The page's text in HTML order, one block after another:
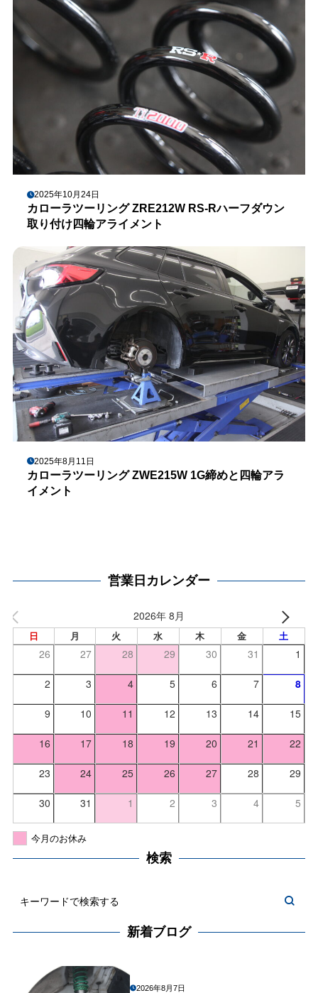
2025年10月24日
カローラツーリング ZRE212W RS-Rハーフダウン
取り付け四輪アライメント
2025年8月11日
カローラツーリング ZWE215W 1G締めと四輪アラ
イメント
営業日カレンダー
2026年 8月
日 月 火 水 木 金 土
26 27 28 29 30 31 1
2 3 4 5 6 7 8
9 10 11 12 13 14 15
16 17 18 19 20 21 22
23 24 25 26 27 28 29
30 31 1 2 3 4 5
今月のお休み
検索
新着ブログ
2026年8月7日